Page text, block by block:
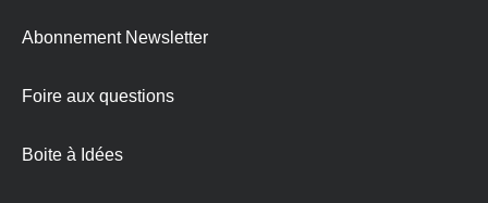
Abonnement Newsletter
Foire aux questions
Boite à Idées